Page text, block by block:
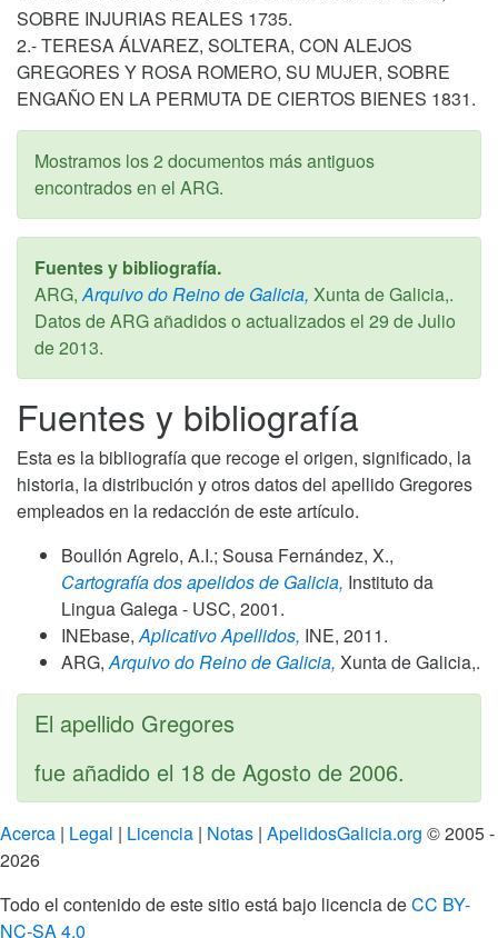
SOBRE INJURIAS REALES 1735.
2.- TERESA ÁLVAREZ, SOLTERA, CON ALEJOS
GREGORES Y ROSA ROMERO, SU MUJER, SOBRE
ENGAÑO EN LA PERMUTA DE CIERTOS BIENES 1831.
Mostramos los 2 documentos más antiguos
encontrados en el ARG.
Fuentes y bibliografía.
ARG, Arquivo do Reino de Galicia, Xunta de Galicia,.
Datos de ARG añadidos o actualizados el 29 de Julio
de 2013.
Fuentes y bibliografía
Esta es la bibliografía que recoge el origen, significado, la
historia, la distribución y otros datos del apellido Gregores
empleados en la redacción de este artículo.
Boullón Agrelo, A.I.; Sousa Fernández, X.,
Cartografía dos apelidos de Galicia, Instituto da
Lingua Galega - USC, 2001.
INEbase, Aplicativo Apellidos, INE, 2011.
ARG, Arquivo do Reino de Galicia, Xunta de Galicia,.
El apellido Gregores
fue añadido el 18 de Agosto de 2006.
Acerca | Legal | Licencia | Notas | ApelidosGalicia.org © 2005 -
2026
Todo el contenido de este sitio está bajo licencia deCC BY-
NC-SA 4.0